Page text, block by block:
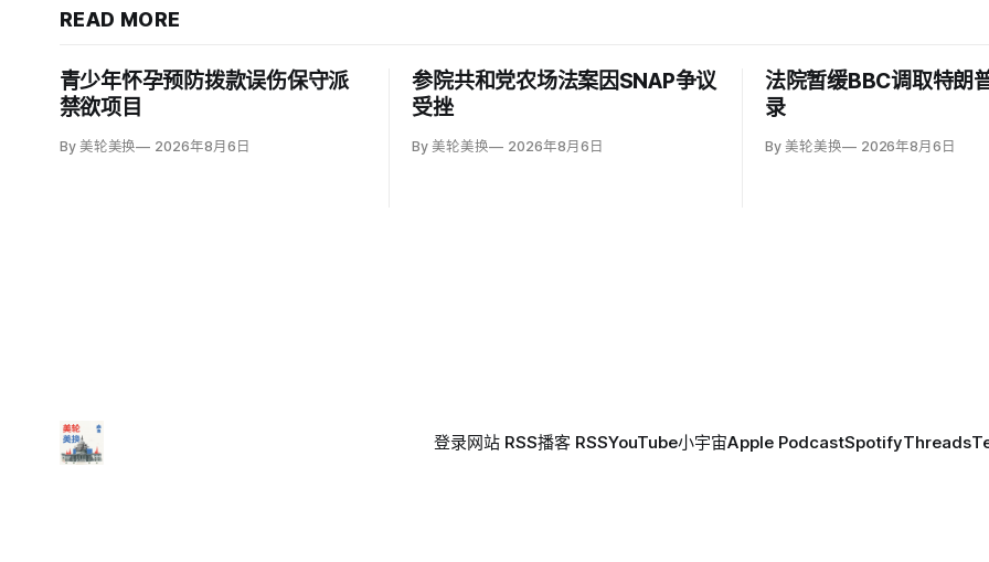
READ MORE
青少年怀孕预防拨款误伤保守派
禁欲项目
By 美轮美换 2026年8月6日
参院共和党农场法案因SNAP争议
受挫
By 美轮美换 2026年8月6日
法院暂缓BBC调取特朗
录
By 美轮美换 2026年8月6日
登录网站 RSS播客 RSSYouTube小宇宙Apple PodcastSpotifyThreads